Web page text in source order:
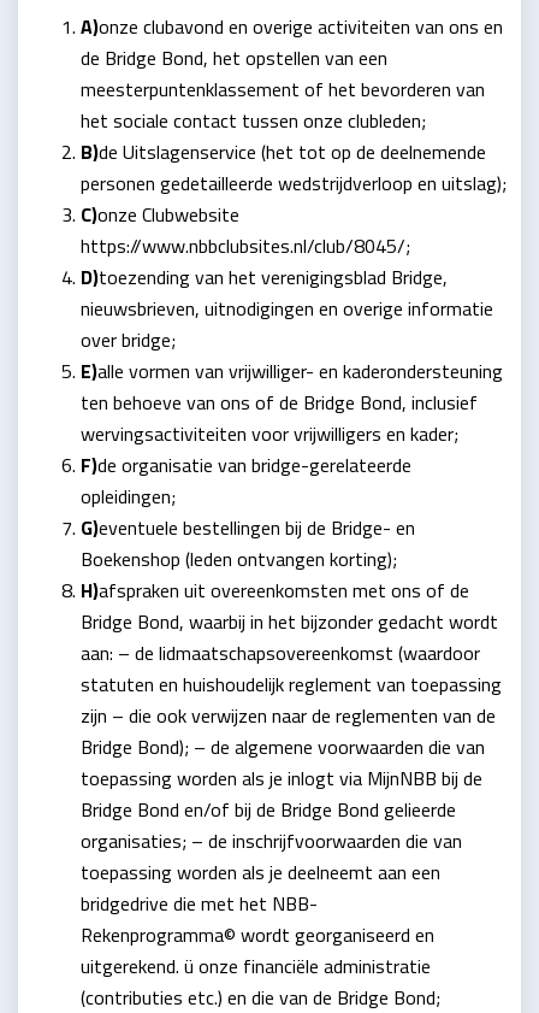
A)onze clubavond en overige activiteiten van ons en
de Bridge Bond, het opstellen van een
meesterpuntenklassement of het bevorderen van
het sociale contact tussen onze clubleden;
B)de Uitslagenservice (het tot op de deelnemende
personen gedetailleerde wedstrijdverloop en uitslag);
C)onze Clubwebsite
https://www.nbbclubsites.nl/club/8045/;
D)toezending van het verenigingsblad Bridge,
nieuwsbrieven, uitnodigingen en overige informatie
over bridge;
E)alle vormen van vrijwilliger- en kaderondersteuning
ten behoeve van ons of de Bridge Bond, inclusief
wervingsactiviteiten voor vrijwilligers en kader;
F)de organisatie van bridge-gerelateerde
opleidingen;
G)eventuele bestellingen bij de Bridge- en
Boekenshop (leden ontvangen korting);
H)afspraken uit overeenkomsten met ons of de
Bridge Bond, waarbij in het bijzonder gedacht wordt
aan: – de lidmaatschapsovereenkomst (waardoor
statuten en huishoudelijk reglement van toepassing
zijn – die ook verwijzen naar de reglementen van de
Bridge Bond); – de algemene voorwaarden die van
toepassing worden als je inlogt via MijnNBB bij de
Bridge Bond en/of bij de Bridge Bond gelieerde
organisaties; – de inschrijfvoorwaarden die van
toepassing worden als je deelneemt aan een
bridgedrive die met het NBB-
Rekenprogramma© wordt georganiseerd en
uitgerekend. ü onze financiële administratie
(contributies etc.) en die van de Bridge Bond;